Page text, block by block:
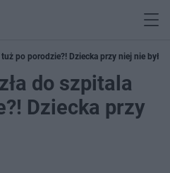
po porodzie?! Dziecka przy niej nie było
do szpitala
Dziecka przy